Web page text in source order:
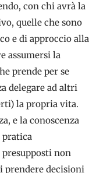
con chi avrà la
quelle che sono
e di approccio alla
assumersi la
prende per se
delegare ad altri
la propria vita.
e la conoscenza
pratica
presupposti non
prendere decisioni